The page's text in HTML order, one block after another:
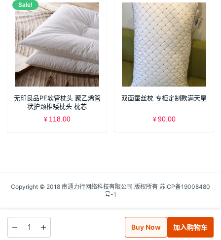
Buy Now 加入购物车
Sale!
无印良品PE软管枕头 聚乙烯管
状护颈椎矮枕头 枕芯
¥ 118.00
双面蚕丝枕 专柜定制款满天星
¥ 90.00
Copyright © 2018 南通力行网络科技有限公司 版权所有 苏ICP备19008480
号-1